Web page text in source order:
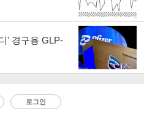
' 경구용 GLP-
로그인